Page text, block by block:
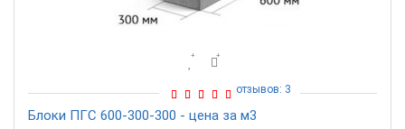
Блоки ПГС 600-300-300 - цена за м3
отзывов: 3